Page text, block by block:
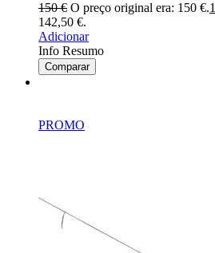
150€ O preço original era: 150 €.
142,50 €.
Adicionar
Info Resumo
Comparar
PROMO